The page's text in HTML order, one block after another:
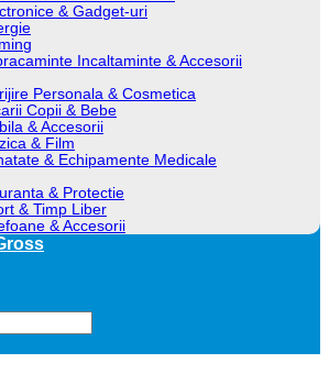
& Gadget-uri
Incaltaminte & Accesorii
Personala & Cosmetica
Copii & Bebe
& Accesorii
& Film
& Echipamente Medicale
& Protectie
& Timp Liber
& Accesorii